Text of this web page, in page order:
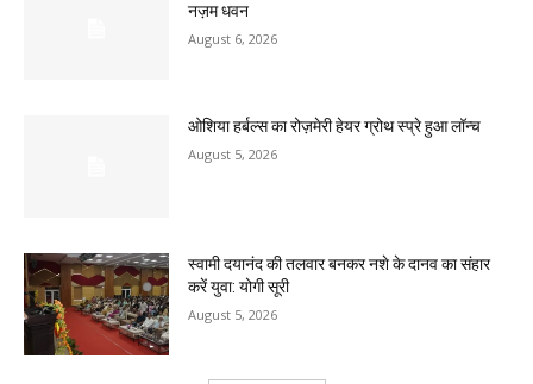
नज़म धवन
August 6, 2026
ओशिया हर्बल्स का रोज़मेरी हेयर ग्रोथ स्प्रे हुआ लॉन्च
August 5, 2026
स्वामी दयानंद की तलवार बनकर नशे के दानव का संहार
करें युवा: योगी सूरी
August 5, 2026